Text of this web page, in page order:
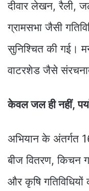
दीवार लेखन, रैली,
ग्रामसभा जैसी
सुनिश्चित की गई।
वाटरशेड जैसे
केवल जल ही नहीं,
अभियान के अंतर्गत
बीज वितरण, किचन
और कृषि गतिविधियों